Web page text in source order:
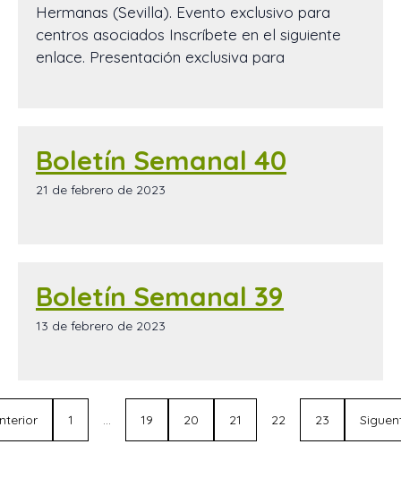
Hermanas (Sevilla). Evento exclusivo para
centros asociados Inscríbete en el siguiente
enlace. Presentación exclusiva para
Boletín Semanal 40
21 de febrero de 2023
Boletín Semanal 39
13 de febrero de 2023
1 … 19 20 21 22 23